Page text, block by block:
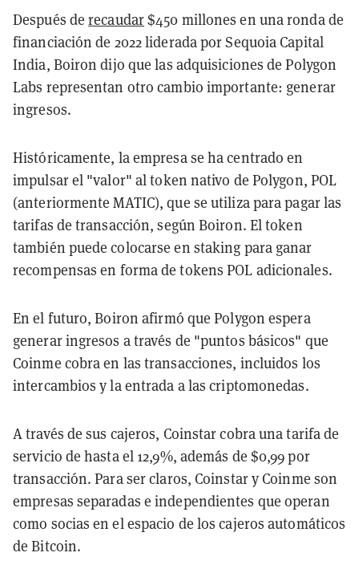
Después derecaudar$450 millones en una ronda de
financiación de 2022 liderada por Sequoia Capital
India, Boiron dijo que las adquisiciones de Polygon
Labs representan otro cambio importante: generar
ingresos.
Históricamente, la empresa se ha centrado en
impulsar el "valor" al token nativo de Polygon, POL
(anteriormente MATIC), que se utiliza para pagar las
tarifas de transacción, según Boiron. El token
también puede colocarse en staking para ganar
recompensas en forma de tokens POL adicionales.
En el futuro, Boiron afirmó que Polygon espera
generar ingresos a través de "puntos básicos" que
Coinme cobra en las transacciones, incluidos los
intercambios y la entrada a las criptomonedas.
A través de sus cajeros, Coinstar cobra una tarifa de
servicio de hasta el 12,9%, además de $0,99 por
transacción. Para ser claros, Coinstar y Coinme son
empresas separadas e independientes que operan
como socias en el espacio de los cajeros automáticos
de Bitcoin.